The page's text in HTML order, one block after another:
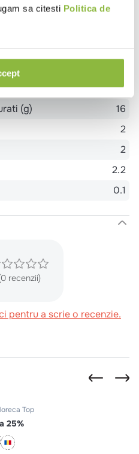
sa citesti Politica de
25
(g)
16
2
2
2.2
0.1
recenzii)
pentru a scrie o recenzie.
Top
25%